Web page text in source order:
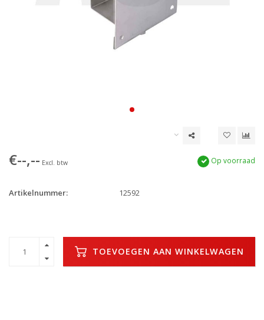
€--,-- Excl. btw Op voorraad
Artikelnummer: 12592
TOEVOEGEN AAN WINKELWAGEN